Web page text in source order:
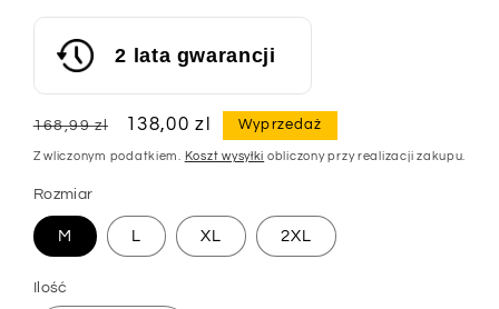
2 lata gwarancji
Cena
regularna
168,99 zl
Cena
sprzedaży
138,00 zl Wyprzedaż
Z wliczonym podatkiem. Koszt wysyłki obliczony przy realizacji zakupu.
Rozmiar
M L XL 2XL
Ilość